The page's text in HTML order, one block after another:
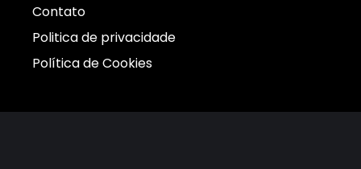
Contato
Politica de privacidade
Política de Cookies